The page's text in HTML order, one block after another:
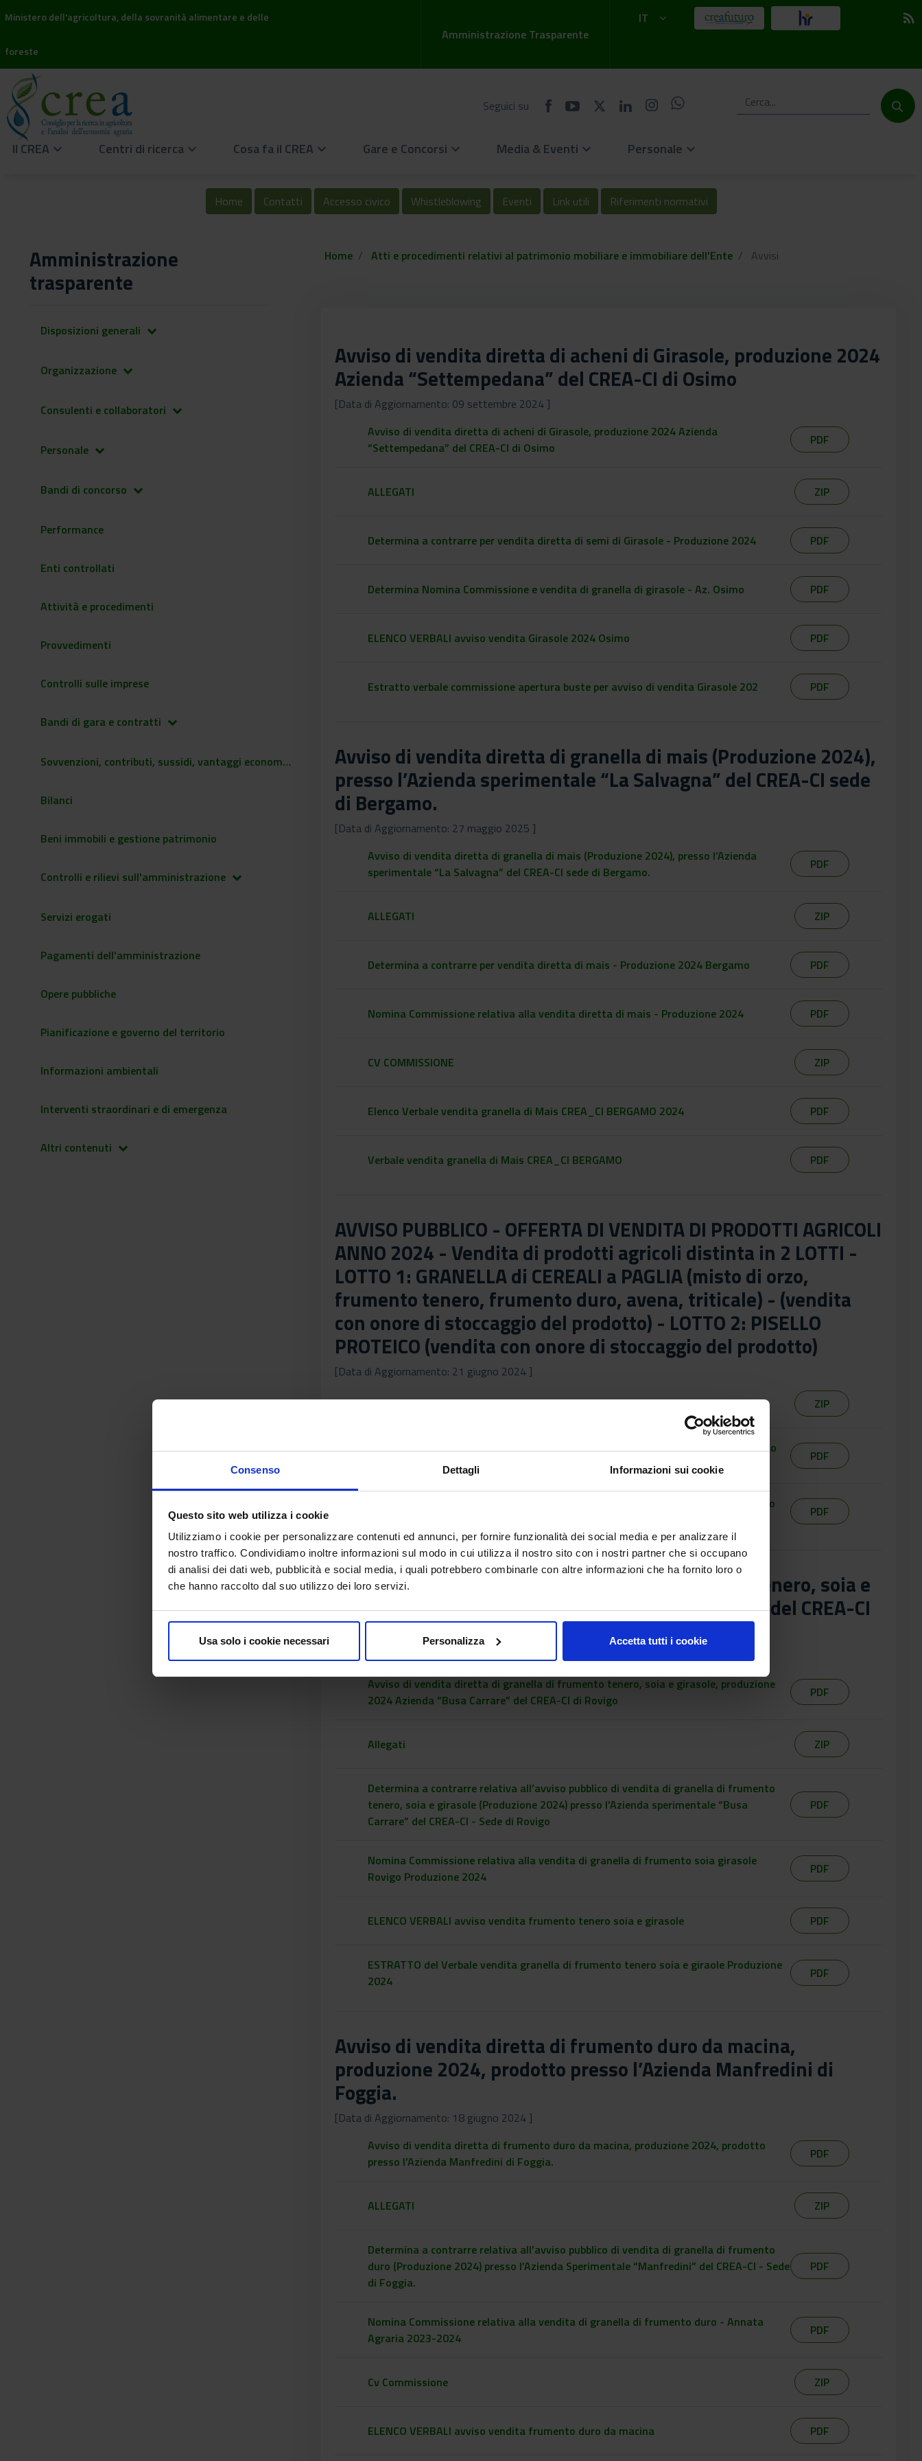
Consenso Dettagli Informazioni sui cookie
Questo sito web utilizza i cookie
Utilizziamo i cookie per personalizzare contenuti ed annunci, per fornire funzionalità dei social media e per analizzare il
nostro traffico. Condividiamo inoltre informazioni sul modo in cui utilizza il nostro sito con i nostri partner che si occupano
di analisi dei dati web, pubblicità e social media, i quali potrebbero combinarle con altre informazioni che ha fornito loro o
che hanno raccolto dal suo utilizzo dei loro servizi.
Usa solo i cookie necessari Personalizza Accetta tutti i cookie
Ministero dell'agricoltura, della sovranità alimentare e delle
foreste
Amministrazione Trasparente
IT rss_feed
Seguici su
Il CREA keyboard_arrow_down Centri di ricerca keyboard_arrow_down Cosa fa il CREA keyboard_arrow_down Gare e Concorsi keyboard_arrow_down Media & Eventi keyboard_arrow_down Personale keyboard_arrow_down
Home Contatti Accesso civico Whistleblowing Eventi Link utili Riferimenti normativi
Amministrazione
trasparente
Disposizioni generali keyboard_arrow_down
Organizzazione keyboard_arrow_down
Consulenti e collaboratori keyboard_arrow_down
Personale keyboard_arrow_down
Bandi di concorso keyboard_arrow_down
Performance
Enti controllati
Attività e procedimenti
Provvedimenti
Controlli sulle imprese
Bandi di gara e contratti keyboard_arrow_down
Sovvenzioni, contributi, sussidi, vantaggi economici
Bilanci
Beni immobili e gestione patrimonio
Controlli e rilievi sull'amministrazione keyboard_arrow_down
Servizi erogati
Pagamenti dell'amministrazione
Opere pubbliche
Pianificazione e governo del territorio
Informazioni ambientali
Interventi straordinari e di emergenza
Altri contenuti keyboard_arrow_down
Home Atti e procedimenti relativi al patrimonio mobiliare e immobiliare dell'Ente Avvisi
Avviso di vendita diretta di acheni di Girasole, produzione 2024
Azienda “Settempedana” del CREA-CI di Osimo
[Data di Aggiornamento: 09 settembre 2024 ]
Avviso di vendita diretta di acheni di Girasole, produzione 2024 Azienda
“Settempedana” del CREA-CI di Osimo
PDF
ALLEGATI ZIP
Determina a contrarre per vendita diretta di semi di Girasole - Produzione 2024 PDF
Determina Nomina Commissione e vendita di granella di girasole - Az. Osimo PDF
ELENCO VERBALI avviso vendita Girasole 2024 Osimo PDF
Estratto verbale commissione apertura buste per avviso di vendita Girasole 202 PDF
Avviso di vendita diretta di granella di mais (Produzione 2024),
presso l’Azienda sperimentale “La Salvagna” del CREA-CI sede
di Bergamo.
[Data di Aggiornamento: 27 maggio 2025 ]
Avviso di vendita diretta di granella di mais (Produzione 2024), presso l’Azienda
sperimentale “La Salvagna” del CREA-CI sede di Bergamo.
PDF
ALLEGATI ZIP
Determina a contrarre per vendita diretta di mais - Produzione 2024 Bergamo PDF
Nomina Commissione relativa alla vendita diretta di mais - Produzione 2024 PDF
CV COMMISSIONE ZIP
Elenco Verbale vendita granella di Mais CREA_CI BERGAMO 2024 PDF
Verbale vendita granella di Mais CREA_CI BERGAMO PDF
AVVISO PUBBLICO - OFFERTA DI VENDITA DI PRODOTTI AGRICOLI
ANNO 2024 - Vendita di prodotti agricoli distinta in 2 LOTTI -
LOTTO 1: GRANELLA di CEREALI a PAGLIA (misto di orzo,
frumento tenero, frumento duro, avena, triticale) - (vendita
con onore di stoccaggio del prodotto) - LOTTO 2: PISELLO
PROTEICO (vendita con onore di stoccaggio del prodotto)
[Data di Aggiornamento: 21 giugno 2024 ]
Prot.N.0050393-06.06.2024-Avviso_e_Allegato
ZIP
Prot.N.0050087-05.06.2024-Det.Dirett.autorizzazione alla vendita-granella+pisello
PDF
Det.Dirett.Prot.N.0055233-19.06.2024-Presa d’atto-vendita prodotti agricoli-anno
PDF
Avviso di vendita diretta di granella di frumento tenero, soia e
girasole, produzione 2024 Azienda “Busa Carrare” del CREA-CI
di Rovigo
[Data di Aggiornamento: 19 giugno 2024 ]
Avviso di vendita diretta di granella di frumento tenero, soia e girasole, produzione
2024 Azienda “Busa Carrare” del CREA-CI di Rovigo
PDF
Allegati ZIP
Determina a contrarre relativa all’avviso pubblico di vendita di granella di frumento
tenero, soia e girasole (Produzione 2024) presso l’Azienda sperimentale “Busa
Carrare” del CREA-CI - Sede di Rovigo
PDF
Nomina Commissione relativa alla vendita di granella di frumento soia girasole
Rovigo Produzione 2024
PDF
ELENCO VERBALI avviso vendita frumento tenero soia e girasole PDF
ESTRATTO del Verbale vendita granella di frumento tenero soia e giraole Produzione
2024
PDF
Avviso di vendita diretta di frumento duro da macina,
produzione 2024, prodotto presso l’Azienda Manfredini di
Foggia.
[Data di Aggiornamento: 18 giugno 2024 ]
Avviso di vendita diretta di frumento duro da macina, produzione 2024, prodotto
presso l’Azienda Manfredini di Foggia.
PDF
ALLEGATI ZIP
Determina a contrarre relativa all’avviso pubblico di vendita di granella di frumento
duro (Produzione 2024) presso l’Azienda Sperimentale “Manfredini” del CREA-CI - Sede
di Foggia.
PDF
Nomina Commissione relativa alla vendita di granella di frumento duro - Annata
Agraria 2023-2024
PDF
Cv Commissione ZIP
ELENCO VERBALI avviso vendita frumento duro da macina PDF